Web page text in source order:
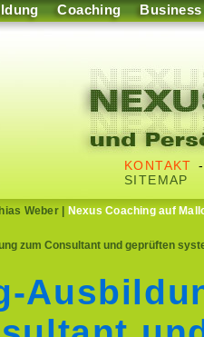
Coaching Business
KONTAKT
SITEMAP
Weber| Nexus Coaching auf
zum Consultant und geprüften